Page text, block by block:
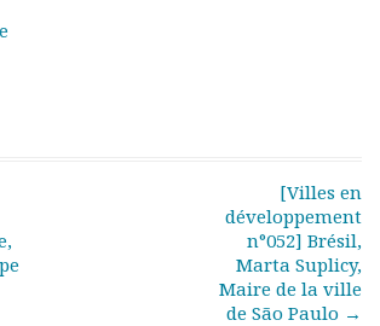
[Villes en
développement
n°052] Brésil,
Marta Suplicy,
Maire de la ville
de São Paulo →